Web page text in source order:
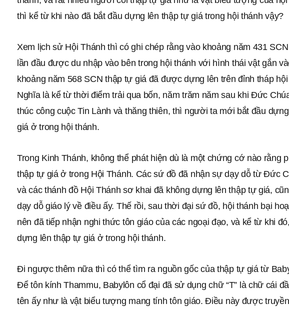
thì kể từ khi nào đã bắt đầu dựng lên thập tự giá trong hội thánh vậy?
Xem lịch sử Hội Thánh thì có ghi chép rằng vào khoảng năm 431
lần đầu được du nhập vào bên trong hội thánh với hình thái vật gắn
khoảng năm 568 SCN thập tự giá đã được dựng lên trên đỉnh tháp
Nghĩa là kể từ thời điểm trải qua bốn, năm trăm năm sau khi Đức
thúc công cuộc Tin Lành và thăng thiên, thì người ta mới bắt đầu
giá ở trong hội thánh.
Trong Kinh Thánh, không thể phát hiện dù là một chứng cớ nào rằng
thập tự giá ở trong Hội Thánh. Các sứ đồ đã nhận sự dạy dỗ từ Đức
và các thánh đồ Hội Thánh sơ khai đã không dựng lên thập tự giá,
dạy dỗ giáo lý về điều ấy. Thế rồi, sau thời đại sứ đồ, hội thánh bại
nên đã tiếp nhận nghi thức tôn giáo của các ngoại đạo, và kể từ khi
dựng lên thập tự giá ở trong hội thánh.
Đi ngược thêm nữa thì có thể tìm ra nguồn gốc của thập tự giá từ
Để tôn kính Thammu, Babylôn cổ đại đã sử dụng chữ “T” là chữ cái
tên ấy như là vật biểu tượng mang tính tôn giáo. Điều này được